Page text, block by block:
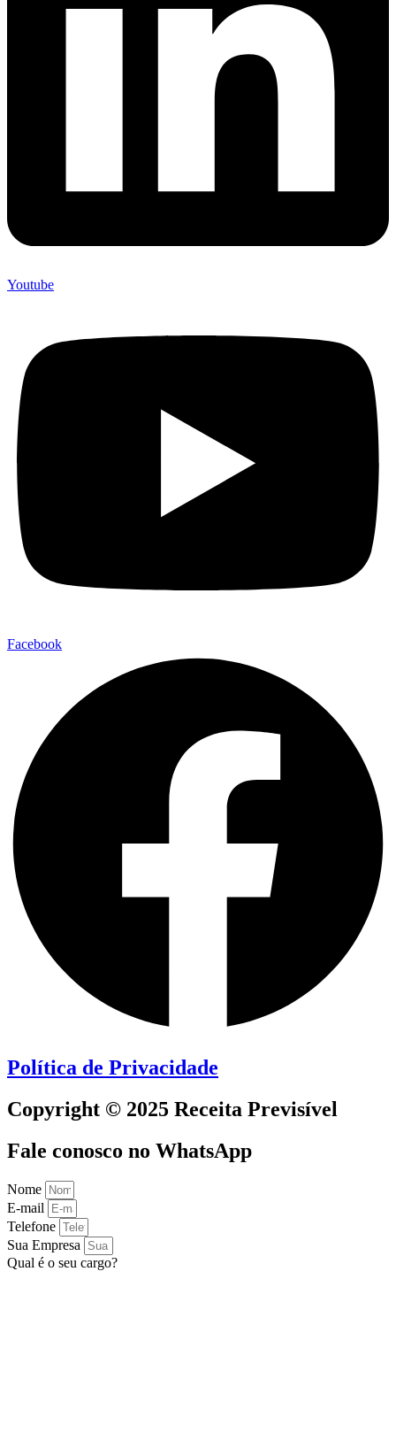
Youtube
Facebook
Política de Privacidade
Copyright © 2025 Receita Previsível
Fale conosco no WhatsApp
Nome
E-mail
Telefone
Sua Empresa
Qual é o seu cargo?